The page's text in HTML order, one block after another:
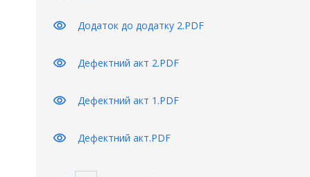
visibility Додаток до додатку 2.PDF
visibility Дефектний акт 2.PDF
visibility Дефектний акт 1.PDF
visibility Дефектний акт.PDF